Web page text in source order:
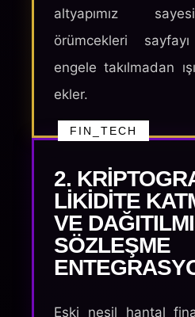
altyapımız
örümcekleri
engele takılmadan
ekler.
FIN_TECH
2.
LIKIDITE
VE
SÖZLEŞME
Eski nesil hantal